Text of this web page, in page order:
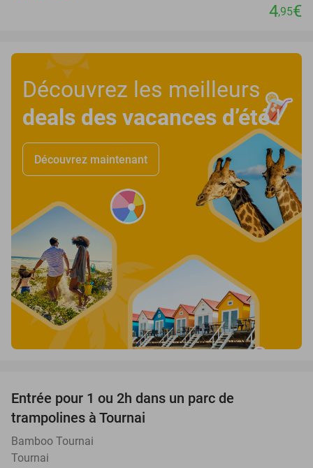
4,95€
Découvrez les meilleurs
deals des vacances d’été!
Découvrez maintenant
Entrée pour 1 ou 2h dans un parc de
trampolines à Tournai
Bamboo Tournai
Tournai